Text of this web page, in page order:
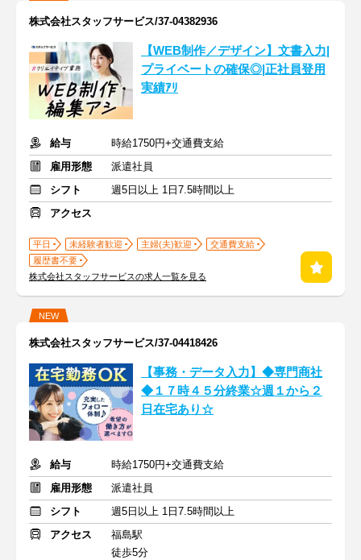
株式会社スタッフサービス/37-04382936
【WEB制作／デザイン】文書入力|
プライベートの確保◎|正社員登用
実績ｱﾘ
給与
時給1750円+交通費支給
雇用形態
派遣社員
シフト
週5日以上 1日7.5時間以上
アクセス
平日 未経験者歓迎 主婦(夫)歓迎
交通費支給
履歴書不要
株式会社スタッフサービスの求人一覧を見る
NEW
株式会社スタッフサービス/37-04418426
【事務・データ入力】◆専門商社
◆１７時４５分終業☆週１から２
日在宅あり☆
給与
時給1750円+交通費支給
雇用形態
派遣社員
シフト
週5日以上 1日7.5時間以上
アクセス
福島駅
徒歩5分